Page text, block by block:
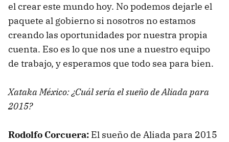
el crear este mundo hoy. No podemos dejarle el
paquete al gobierno si nosotros no estamos
creando las oportunidades por nuestra propia
cuenta. Eso es lo que nos une a nuestro equipo
de trabajo, y esperamos que todo sea para bien.
Xataka México: ¿Cuál sería el sueño de Aliada para
2015?
Rodolfo Corcuera: El sueño de Aliada para 2015